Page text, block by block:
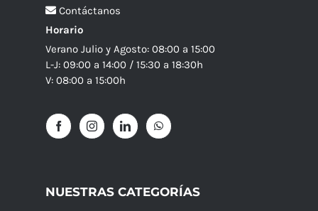
Contáctanos
Horario
Verano Julio y Agosto: 08:00 a 15:00
L-J: 09:00 a 14:00 / 15:30 a 18:30h
V: 08:00 a 15:00h
NUESTRAS CATEGORÍAS